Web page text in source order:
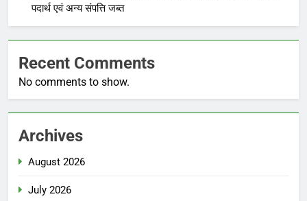
पदार्थ एवं अन्य संपत्ति जब्त
Recent Comments
No comments to show.
Archives
August 2026
July 2026